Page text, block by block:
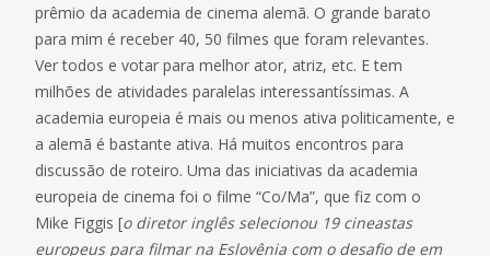
prêmio da academia de cinema alemã. O grande barato
para mim é receber 40, 50 filmes que foram relevantes.
Ver todos e votar para melhor ator, atriz, etc. E tem
milhões de atividades paralelas interessantíssimas. A
academia europeia é mais ou menos ativa politicamente, e
a alemã é bastante ativa. Há muitos encontros para
discussão de roteiro. Uma das iniciativas da academia
europeia de cinema foi o filme “Co/Ma”, que fiz com o
Mike Figgis [o diretor inglês selecionou 19 cineastas
europeus para filmar na Eslovênia com o desafio de em